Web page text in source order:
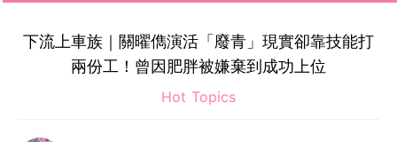
下流上車族｜關曜儁演活「廢青」現實卻靠技能打
兩份工！曾因肥胖被嫌棄到成功上位
Hot Topics